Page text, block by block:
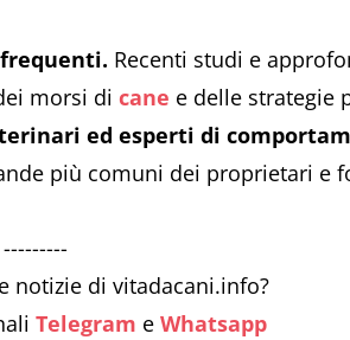
Recenti studi e
morsi di cane e delle strategie
ed esperti di
più comuni dei proprietari e
---------
notizie di vitadacani.info?
Telegram e Whatsapp